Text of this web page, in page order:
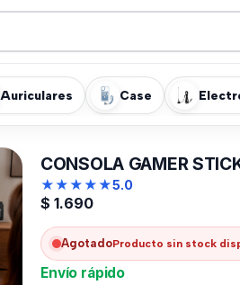
Auriculares Case
CONSOLA GAMER
★★★★★5.0
$ 1.690
AgotadoProducto sin stock
Envío rápido